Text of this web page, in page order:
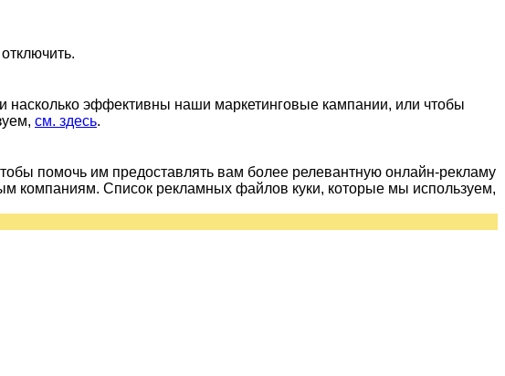
эффективны наши маркетинговые кампании, или чтобы
см. здесь.
помочь им предоставлять вам более релевантную онлайн-рекламу
компаниям. Список рекламных файлов куки, которые мы используем,